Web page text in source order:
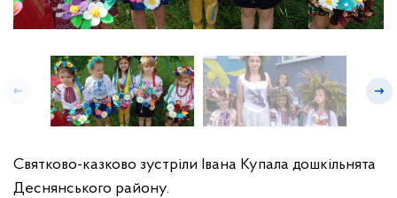
Святково-казково зустріли Івана Купала дошкільнята
Деснянського району.